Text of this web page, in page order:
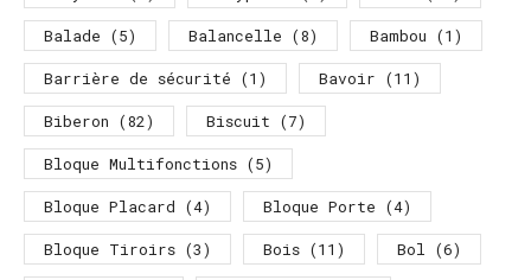
Balade (5) Balancelle (8) Bambou (1)
Barrière de sécurité (1) Bavoir (11)
Biberon (82) Biscuit (7)
Bloque Multifonctions (5)
Bloque Placard (4) Bloque Porte (4)
Bloque Tiroirs (3) Bois (11) Bol (6)